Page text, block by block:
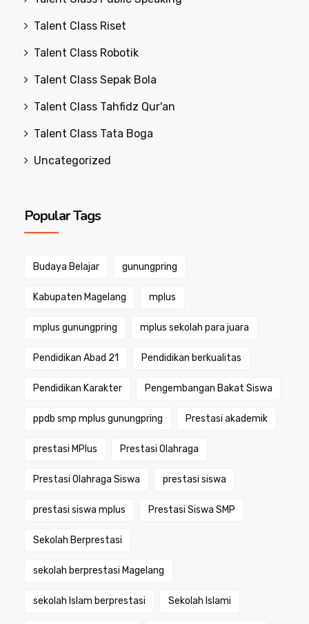
Talent Class Riset
Talent Class Robotik
Talent Class Sepak Bola
Talent Class Tahfidz Qur'an
Talent Class Tata Boga
Uncategorized
Popular Tags
Budaya Belajar gunungpring
Kabupaten Magelang mplus
mplus gunungpring mplus sekolah para juara
Pendidikan Abad 21 Pendidikan berkualitas
Pendidikan Karakter Pengembangan Bakat Siswa
ppdb smp mplus gunungpring Prestasi akademik
prestasi MPlus Prestasi Olahraga
Prestasi Olahraga Siswa prestasi siswa
prestasi siswa mplus Prestasi Siswa SMP
Sekolah Berprestasi
sekolah berprestasi Magelang
sekolah Islam berprestasi Sekolah Islami